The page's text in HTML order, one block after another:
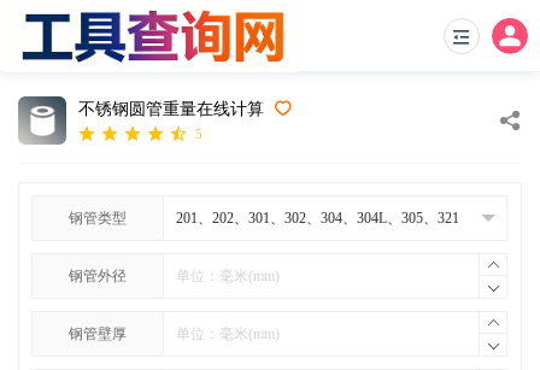
不锈钢圆管重量在线计算
5
钢管类型
钢管外径
钢管壁厚